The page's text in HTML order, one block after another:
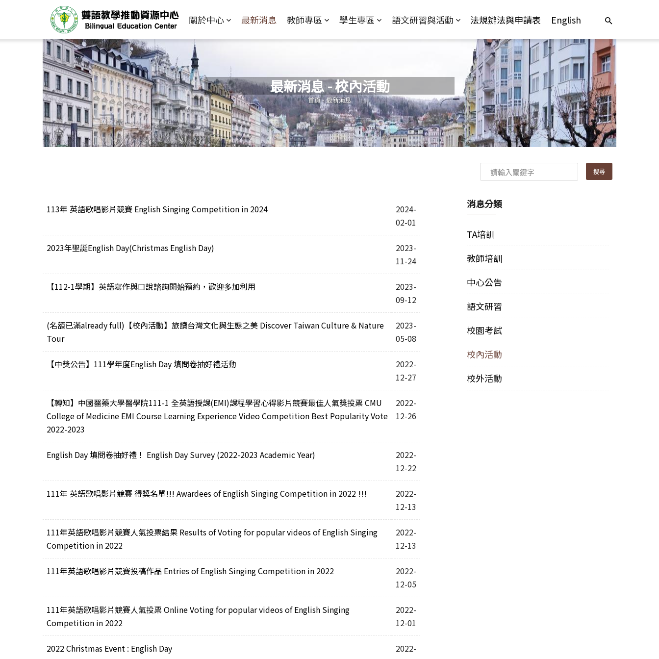
關於中心 最新消息 教師專區 學生專區 語文研習與活動 法規辦法與申請表 English
最新消息 - 校內活動
您在這裡
首頁-最新消息
113年 英語歌唱影片競賽 English Singing Competition in 2024
2024-
02-01
2023年聖誕English Day(Christmas English Day)
2023-
11-24
【112-1學期】英語寫作與口說諮詢開始預約，歡迎多加利用
2023-
09-12
(名額已滿already full)【校內活動】旅讀台灣文化與生態之美 Discover Taiwan Culture & Nature
Tour
2023-
05-08
【中獎公告】111學年度English Day 填問卷抽好禮活動
2022-
12-27
【轉知】中國醫藥大學醫學院111-1 全英語授課(EMI)課程學習心得影片競賽最佳人氣獎投票 CMU
College of Medicine EMI Course Learning Experience Video Competition Best Popularity Vote
2022-2023
2022-
12-26
English Day 填問卷抽好禮！ English Day Survey (2022-2023 Academic Year)
2022-
12-22
111年 英語歌唱影片競賽 得獎名單!!! Awardees of English Singing Competition in 2022 !!!
2022-
12-13
111年英語歌唱影片競賽人氣投票結果 Results of Voting for popular videos of English Singing
Competition in 2022
2022-
12-13
111年英語歌唱影片競賽投稿作品 Entries of English Singing Competition in 2022
2022-
12-05
111年英語歌唱影片競賽人氣投票 Online Voting for popular videos of English Singing
Competition in 2022
2022-
12-01
2022 Christmas Event : English Day
2022-
消息分類
TA培訓
教師培訓
中心公告
語文研習
校園考試
校內活動
校外活動